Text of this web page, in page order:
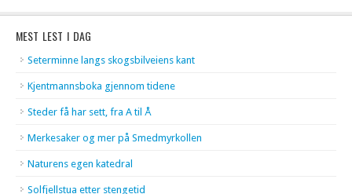
MEST LEST I DAG
Seterminne langs skogsbilveiens kant
Kjentmannsboka gjennom tidene
Steder få har sett, fra A til Å
Merkesaker og mer på Smedmyrkollen
Naturens egen katedral
Solfjellstua etter stengetid